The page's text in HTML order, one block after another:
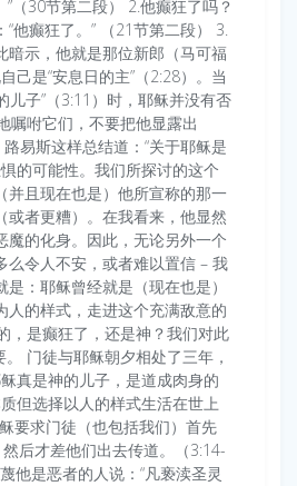
”（30节第二段） 2.他癫狂了吗？
他癫狂了。” （21节第二段） 3.
暗示，他就是那位新郎（马可福
己是“安息日的主”（2:28）。当
儿子”（3:11）时，耶稣并没有否
嘱咐它们，不要把他显露出
路易斯这样总结道：“关于耶稣是
的可能性。我们所探讨的这个
并且现在也是）他所宣称的那一
或者更糟）。在我看来，他显然
魔的化身。因此，无论另外一个
么令人不安，或者难以置信 – 我
：耶稣曾经就是（现在也是）
人的样式，走进这个充满敌意的
，是癫狂了，还是神？我们对此
门徒与耶稣朝夕相处了三年，
真是神的儿子，是道成肉身的
但选择以人的样式生活在世上
要求门徒（也包括我们）首先
然后才差他们出去传道。（3:14-
他是恶者的人说：“凡亵渎圣灵